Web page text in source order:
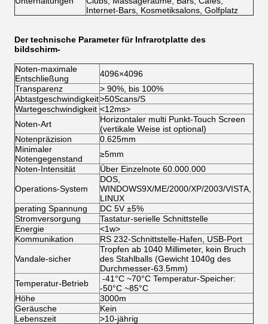
Internet-Bars, Kosmetiksalons, Golfplatz
Der technische Parameter für Infrarotplatte des
bildschirm-
Noten-maximale
Entschließung
4096×4096
Transparenz
> 90%, bis 100%
Abtastgeschwindigkeit>50Scans/S
Wartegeschwindigkeit <12ms>
Noten-Art
Horizontaler multi Punkt-Touch Screen
(vertikale Weise ist optional)
Notenpräzision
0.625mm
Minimaler
Notengegenstand
≥5mm
Noten-Intensität
Über Einzelnote 60.000.000
Operations-System
DOS,
WINDOWS9X/ME/2000/XP/2003/VISTA,
LINUX
perating Spannung
DC 5V ±5%
Stromversorgung
Tastatur-serielle Schnittstelle
Energie
<1w>
Kommunikation
RS 232-Schnittstelle-Hafen, USB-Port
Vandale-sicher
Tropfen ab 1040 Millimeter, kein Bruch
des Stahlballs (Gewicht 1040g des
Durchmesser-63.5mm)
Temperatur-Betrieb
-41°C ~70°C Temperatur-Speicher:
-50°C ~85°C
Höhe
3000m
Geräusche
Kein
Lebenszeit
>10-jährig